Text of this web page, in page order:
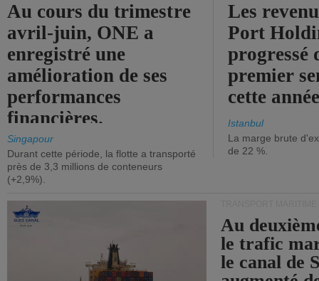
Au cours du trimestre
avril-juin, ONE a
enregistré une
amélioration de ses
performances
financières.
Singapour
Durant cette période, la flotte a transporté
près de 3,3 millions de conteneurs
(+2,9%).
Les
Port
progressé
premier
cette
Istanbul
La marge brute
de 22 %.
Au
le trafic
le canal de